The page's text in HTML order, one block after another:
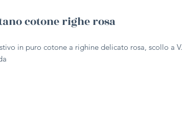
cotone righe rosa
in puro cotone a righine delicato rosa, scollo a V.